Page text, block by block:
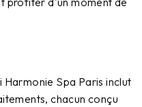
Harmonie Spa Paris inclut
chacun conçu